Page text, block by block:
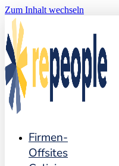
Zum Inhalt wechseln
Firmen-
Offsites